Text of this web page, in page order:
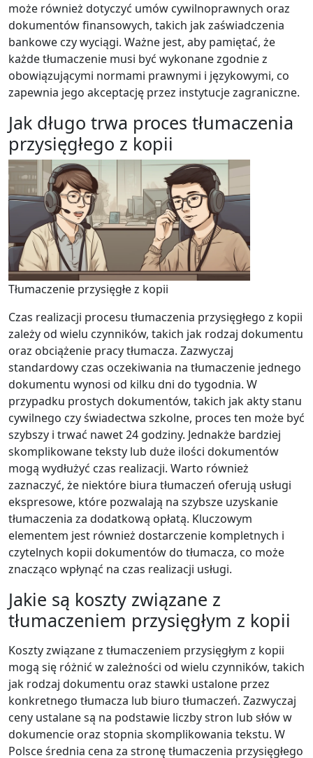
może również dotyczyć umów cywilnoprawnych oraz
dokumentów finansowych, takich jak zaświadczenia
bankowe czy wyciągi. Ważne jest, aby pamiętać, że
każde tłumaczenie musi być wykonane zgodnie z
obowiązującymi normami prawnymi i językowymi, co
zapewnia jego akceptację przez instytucje zagraniczne.
Jak długo trwa proces tłumaczenia
przysięgłego z kopii
Tłumaczenie przysięgłe z kopii
Czas realizacji procesu tłumaczenia przysięgłego z kopii
zależy od wielu czynników, takich jak rodzaj dokumentu
oraz obciążenie pracy tłumacza. Zazwyczaj
standardowy czas oczekiwania na tłumaczenie jednego
dokumentu wynosi od kilku dni do tygodnia. W
przypadku prostych dokumentów, takich jak akty stanu
cywilnego czy świadectwa szkolne, proces ten może być
szybszy i trwać nawet 24 godziny. Jednakże bardziej
skomplikowane teksty lub duże ilości dokumentów
mogą wydłużyć czas realizacji. Warto również
zaznaczyć, że niektóre biura tłumaczeń oferują usługi
ekspresowe, które pozwalają na szybsze uzyskanie
tłumaczenia za dodatkową opłatą. Kluczowym
elementem jest również dostarczenie kompletnych i
czytelnych kopii dokumentów do tłumacza, co może
znacząco wpłynąć na czas realizacji usługi.
Jakie są koszty związane z
tłumaczeniem przysięgłym z kopii
Koszty związane z tłumaczeniem przysięgłym z kopii
mogą się różnić w zależności od wielu czynników, takich
jak rodzaj dokumentu oraz stawki ustalone przez
konkretnego tłumacza lub biuro tłumaczeń. Zazwyczaj
ceny ustalane są na podstawie liczby stron lub słów w
dokumencie oraz stopnia skomplikowania tekstu. W
Polsce średnia cena za stronę tłumaczenia przysięgłego